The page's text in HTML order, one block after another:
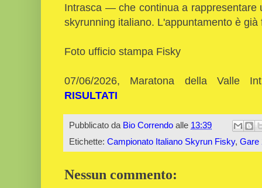
Intrasca — che continua a rappresentare
skyrunning italiano. L'appuntamento è
Foto ufficio stampa Fisky
07/06/2026, Maratona della Valle
RISULTATI
Pubblicato da Bio Correndo alle 13:39
Etichette: Campionato Italiano Skyrun Fisky, Gare
Nessun commento: